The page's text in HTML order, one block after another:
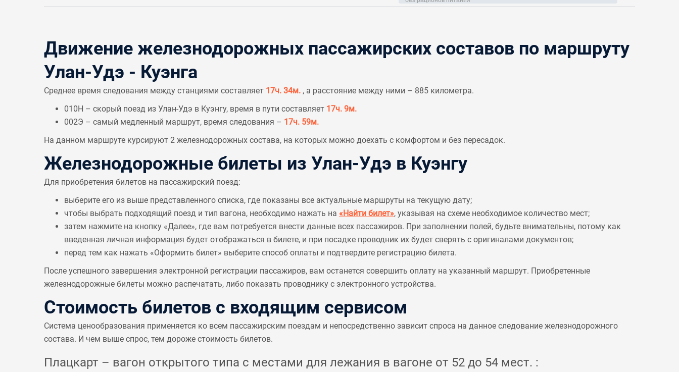
Движение железнодорожных пассажирских составов по маршруту
Улан-Удэ - Куэнга
Среднее время следования между станциями составляет 17ч. 34м. , а расстояние между ними – 885 километра.
010Н – скорый поезд из Улан-Удэ в Куэнгу, время в пути составляет 17ч. 9м.
002Э – самый медленный маршрут, время следования – 17ч. 59м.
На данном маршруте курсируют 2 железнодорожных состава, на которых можно доехать с комфортом и без пересадок.
Железнодорожные билеты из Улан-Удэ в Куэнгу
Для приобретения билетов на пассажирский поезд:
выберите его из выше представленного списка, где показаны все актуальные маршруты на текущую дату;
чтобы выбрать подходящий поезд и тип вагона, необходимо нажать на «Найти билет», указывая на схеме необходимое количество мест;
затем нажмите на кнопку «Далее», где вам потребуется внести данные всех пассажиров. При заполнении полей, будьте внимательны, потому как
введенная личная информация будет отображаться в билете, и при посадке проводник их будет сверять с оригиналами документов;
перед тем как нажать «Оформить билет» выберите способ оплаты и подтвердите регистрацию билета.
После успешного завершения электронной регистрации пассажиров, вам останется совершить оплату на указанный маршрут. Приобретенные
железнодорожные билеты можно распечатать, либо показать проводнику с электронного устройства.
Стоимость билетов с входящим сервисом
Система ценообразования применяется ко всем пассажирским поездам и непосредственно зависит спроса на данное следование железнодорожного
состава. И чем выше спрос, тем дороже стоимость билетов.
Плацкарт – вагон открытого типа с местами для лежания в вагоне от 52 до 54 мест. :